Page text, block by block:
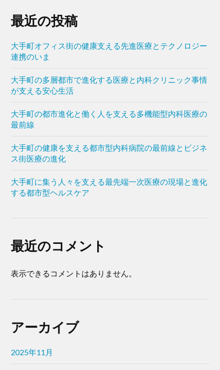
最近の投稿
大手町オフィス街の健康支える先進医療とテクノロジー
連携のいま
大手町の多層都市で進化する医療と内科クリニック事情
が支える安心生活
大手町の都市進化と働く人を支える多機能型内科医療の
最前線
大手町の健康を支える都市型内科病院の最前線とビジネ
ス街医療の進化
大手町に集う人々を支える最先端一次医療の現場と進化
する都市型ヘルスケア
最近のコメント
表示できるコメントはありません。
アーカイブ
2025年11月